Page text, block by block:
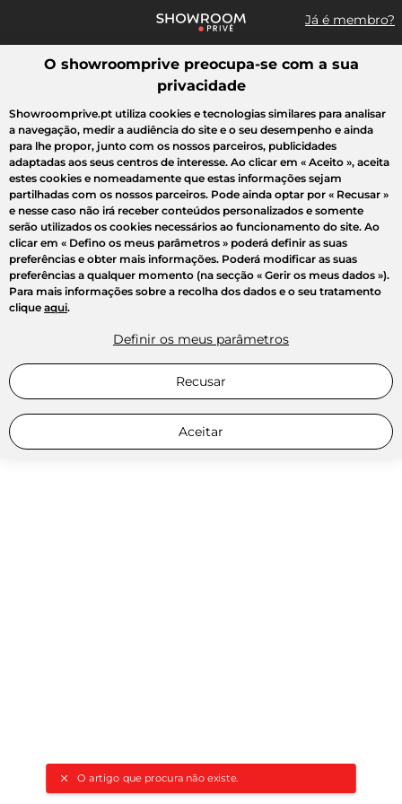
Já é membro?
Pesquisar uma marca, um artigo, uma venda...
O artigo que procura não existe.
Todas as vendas Moda Desporto Casa Criança Beleza
O showroomprive preocupa-se com a sua
privacidade
Showroomprive.pt utiliza cookies e tecnologias similares para analisar
a navegação, medir a audiência do site e o seu desempenho e ainda
para lhe propor, junto com os nossos parceiros, publicidades
adaptadas aos seus centros de interesse. Ao clicar em « Aceito », aceita
estes cookies e nomeadamente que estas informações sejam
partilhadas com os nossos parceiros. Pode ainda optar por « Recusar »
e nesse caso não irá receber conteúdos personalizados e somente
serão utilizados os cookies necessários ao funcionamento do site. Ao
clicar em « Defino os meus parâmetros » poderá definir as suas
preferências e obter mais informações. Poderá modificar as suas
preferências a qualquer momento (na secção « Gerir os meus dados »).
Para mais informações sobre a recolha dos dados e o seu tratamento
clique aqui.
Definir os meus parâmetros
Recusar
Aceitar